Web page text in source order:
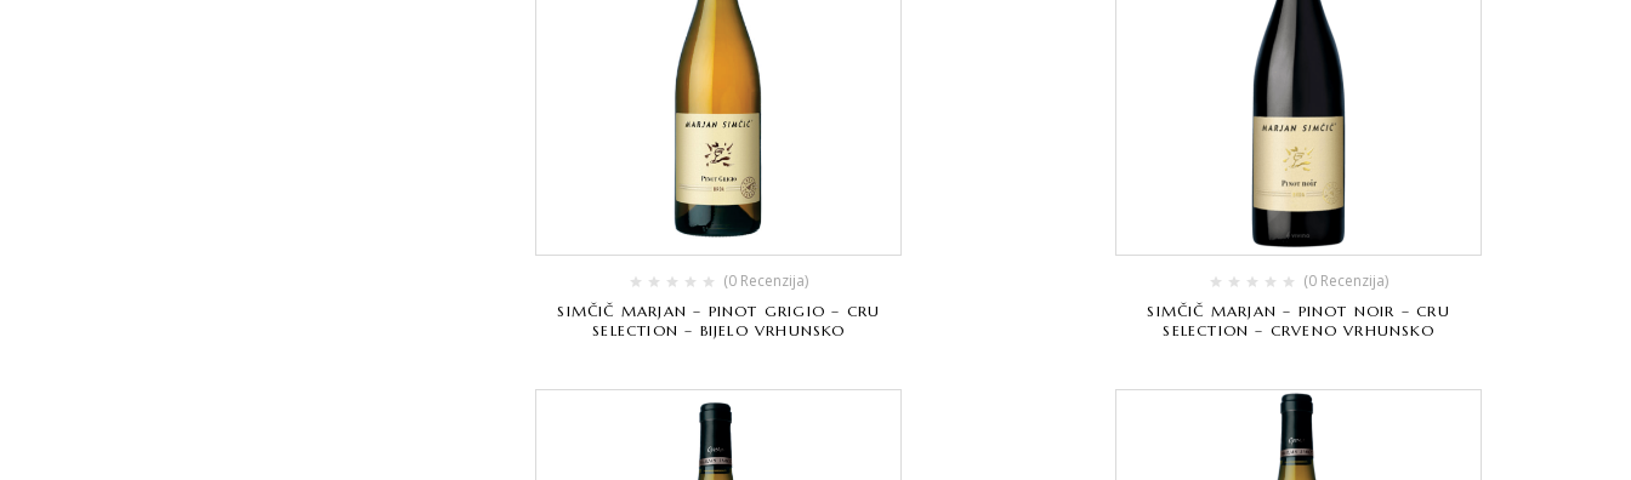
(0 Recenzija)
SIMČIČ MARJAN – PINOT GRIGIO – CRU
SELECTION – BIJELO VRHUNSKO
(0 Recenzija)
SIMČIČ MARJAN – PINOT NOIR – CRU
SELECTION – CRVENO VRHUNSKO